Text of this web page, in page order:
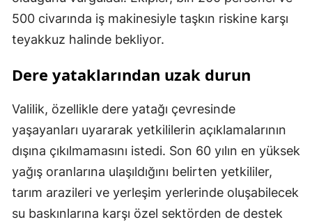
500 civarında iş makinesiyle taşkın riskine karşı
teyakkuz halinde bekliyor.
Dere yataklarından uzak durun
Valilik, özellikle dere yatağı çevresinde
yaşayanları uyararak yetkililerin açıklamalarının
dışına çıkılmamasını istedi. Son 60 yılın en yüksek
yağış oranlarına ulaşıldığını belirten yetkililer,
tarım arazileri ve yerleşim yerlerinde oluşabilecek
su baskınlarına karşı özel sektörden de destek